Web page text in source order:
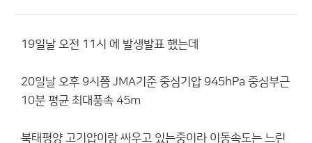
19일날 오전 11시 에 발생발표 했는데
20일날 오후 9시쯤 JMA기준 중심기압 945hPa 중심부근
10분 평균 최대풍속 45m
북태평양 고기압이랑 싸우고 있는중이라 이동속도는 느린